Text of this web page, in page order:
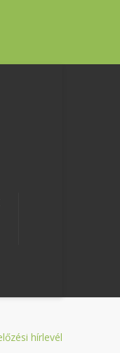
hírlevél